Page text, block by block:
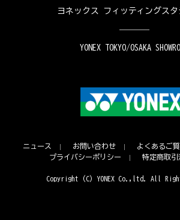
ヨネックス フィッティングス
YONEX TOKYO/OSAKA
ニュース お問い合わせ よくあるご
プライバシーポリシー
特定商取引
Copyright (C) YONEX Co.,ltd. All